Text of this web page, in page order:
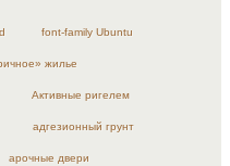
font-family Ubuntu
жилье
Активные ригелем
адгезионный грунт
арочные двери